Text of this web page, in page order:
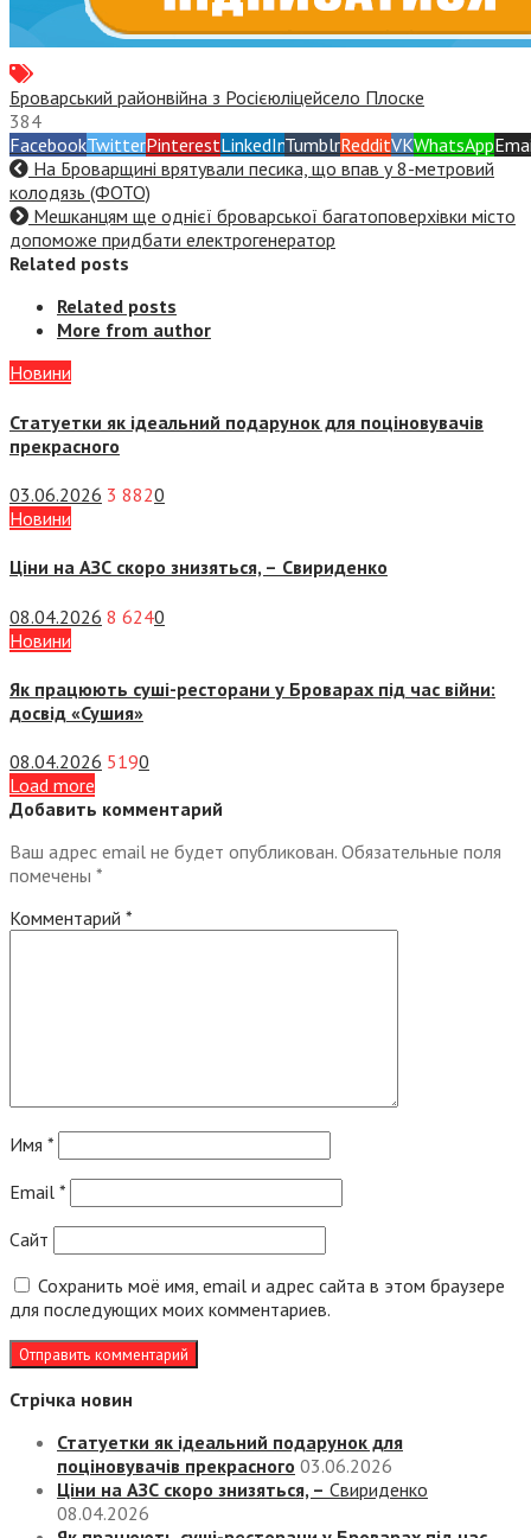
Броварський районвійна з Росієюліцейсело Плоске
384
FacebookTwitterPinterestLinkedInTumblrRedditVKWhatsApp
На Броварщині врятували песика, що впав у 8-метровий
колодязь (ФОТО)
Мешканцям ще однієї броварської багатоповерхівки місто
допоможе придбати електрогенератор
Related posts
Related posts
More from author
Новини
Статуетки як ідеальний подарунок для поціновувачів
прекрасного
03.06.2026 3 8820
Новини
Ціни на АЗС скоро знизяться, – Свириденко
08.04.2026 8 6240
Новини
Як працюють суші-ресторани у Броварах під час війни:
досвід «Сушия»
08.04.2026 5190
Load more
Добавить комментарий
Ваш адрес email не будет опубликован. Обязательные поля
помечены *
Комментарий *
Имя *
Email *
Сайт
Сохранить моё имя, email и адрес сайта в этом браузере
для последующих моих комментариев.
Стрічка новин
Статуетки як ідеальний подарунок для
поціновувачів прекрасного 03.06.2026
Ціни на АЗС скоро знизяться, – Свириденко
08.04.2026